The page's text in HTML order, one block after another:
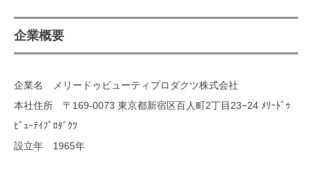
企業概要
企業名 メリードゥビューティプロダクツ株式会社
本社住所 〒169-0073 東京都新宿区百人町2丁目23−24 ﾒﾘｰﾄﾞｩ
ﾋﾞｭｰﾃｲﾌﾟﾛﾀﾞｸﾂ
設立年 1965年